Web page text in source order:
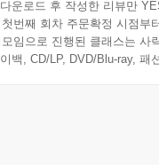
운로드 후 작성한 리뷰만
번째 회차 주문확정 시점부
임으로 진행된 클래스는 사
백, CD/LP, DVD/Blu-ray,